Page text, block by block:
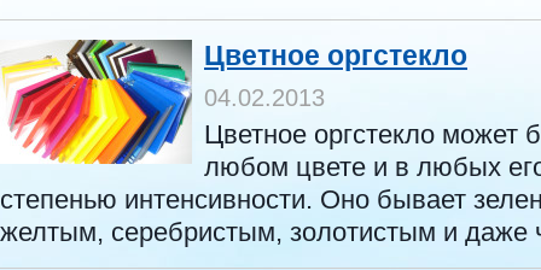
Цветное оргстекло
04.02.2013
Цветное оргстекло может
любом цвете и в любых
степенью интенсивности. Оно бывает
желтым, серебристым, золотистым и даже